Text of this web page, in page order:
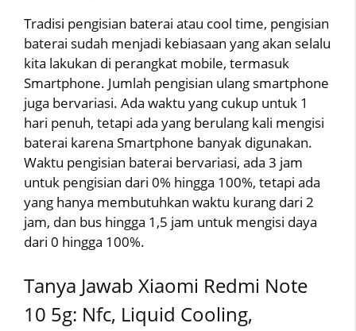
Tradisi pengisian baterai atau cool time, pengisian
baterai sudah menjadi kebiasaan yang akan selalu
kita lakukan di perangkat mobile, termasuk
Smartphone. Jumlah pengisian ulang smartphone
juga bervariasi. Ada waktu yang cukup untuk 1
hari penuh, tetapi ada yang berulang kali mengisi
baterai karena Smartphone banyak digunakan.
Waktu pengisian baterai bervariasi, ada 3 jam
untuk pengisian dari 0% hingga 100%, tetapi ada
yang hanya membutuhkan waktu kurang dari 2
jam, dan bus hingga 1,5 jam untuk mengisi daya
dari 0 hingga 100%.
Tanya Jawab Xiaomi Redmi Note
10 5g: Nfc, Liquid Cooling,